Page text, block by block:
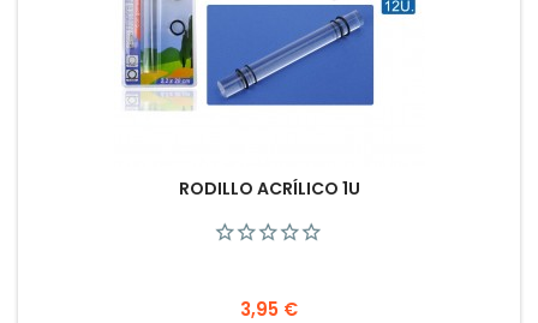
RODILLO ACRÍLICO 1U
Precio
3,95 €